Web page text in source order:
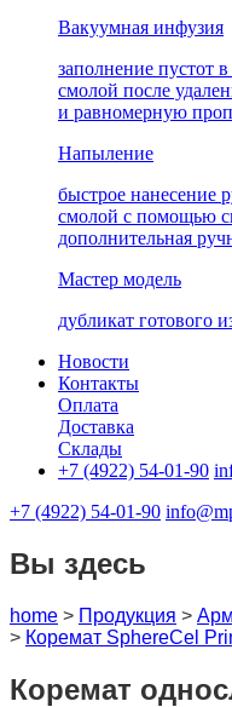
Вакуумная инфузия
заполнение пустот
смолой после
и равномерную
Напыление
быстрое нанесение
смолой с помощью
дополнительная
Мастер модель
дубликат готового
Новости
Контакты
Оплата
Доставка
Склады
+7 (4922) 54-01-90
+7 (4922) 54-01-90
Вы здесь
home > Продукция >
> Коремат SphereCel
Коремат